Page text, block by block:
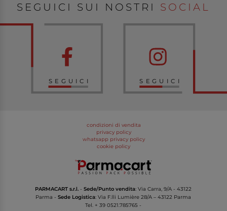
SEGUICI SUI NOSTRI SOCIAL
SEGUICI SEGUICI
condizioni di vendita
privacy policy
whatsapp privacy policy
cookie policy
PARMACART s.r.l. -Sede/Punto vendita: Via Carra, 9/A - 43122
Parma -Sede Logistica: Via F.lli Lumière 28/A – 43122 Parma
Tel. + 39 0521.785765 -